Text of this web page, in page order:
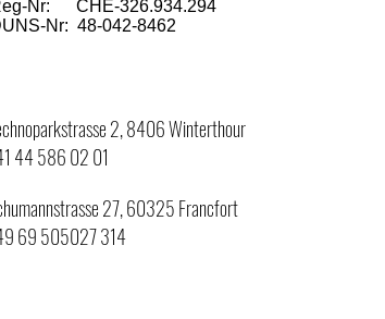
Nr: CHE-326.934.294
Nr: 48-042-8462
2, 8406 Winterthour
44 586 02 01
27, 60325 Francfort
69 505027 314